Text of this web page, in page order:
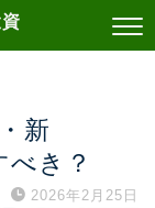
新
き？
2026年2月25日